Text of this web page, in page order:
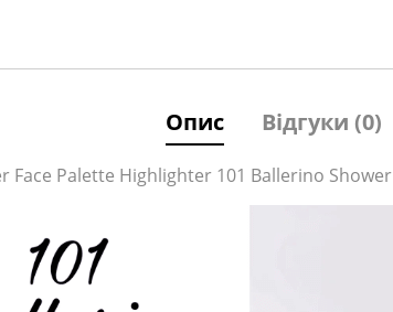
Опис Відгуки (0)
Face Palette Highlighter 101 Ballerino Shower